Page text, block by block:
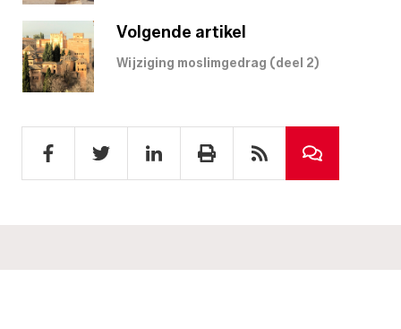
Volgende artikel
Wijziging moslimgedrag (deel 2)